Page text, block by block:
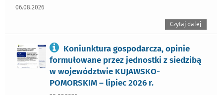
06.08.2026
Czytaj dalej
Koniunktura gospodarcza, opinie
formułowane przez jednostki z siedzibą
w województwie KUJAWSKO-
POMORSKIM – lipiec 2026 r.